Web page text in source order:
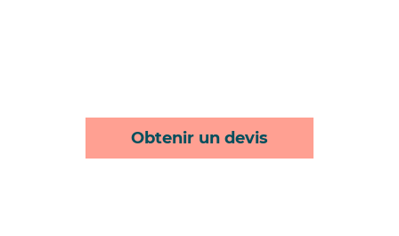
Obtenir un devis